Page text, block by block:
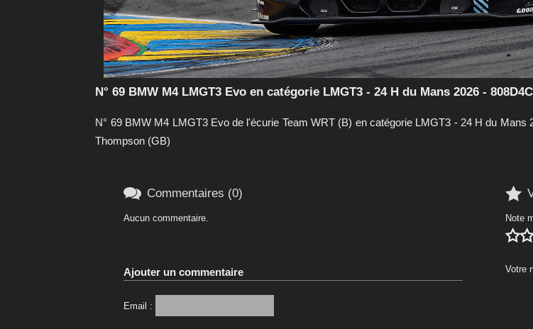
N° 69 BMW M4 LMGT3 Evo en catégorie LMGT3 - 24 H du Mans 2026 - 808D4C
N° 69 BMW M4 LMGT3 Evo de l'écurie Team WRT (B) en catégorie LMGT3 - 24 H du
Thompson (GB)

Note

Votre
 Commentaires (0)
Aucun commentaire.
Ajouter un commentaire
Email :